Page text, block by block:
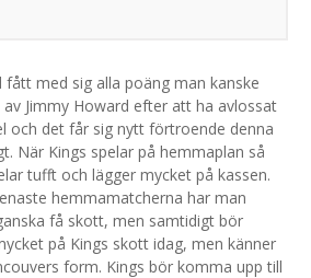
med sig alla poäng man kanske
Jimmy Howard efter att ha avlossat
och det får sig nytt förtroende denna
När Kings spelar på hemmaplan så
tufft och lägger mycket på kassen.
hemmamatcherna har man
få skott, men samtidigt bör
på Kings skott idag, men känner
form. Kings bör komma upp till